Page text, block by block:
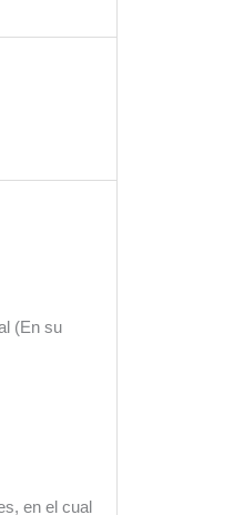
(En su
en el cual